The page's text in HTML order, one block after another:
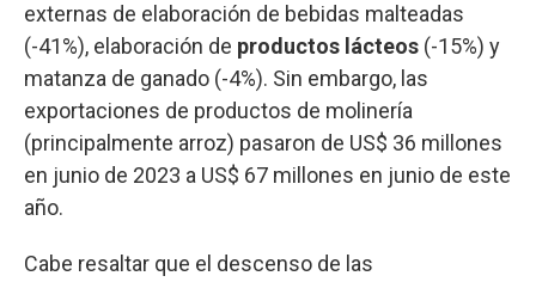
externas de elaboración de bebidas malteadas
(-41%), elaboración de productos lácteos (-15%) y
matanza de ganado (-4%). Sin embargo, las
exportaciones de productos de molinería
(principalmente arroz) pasaron de US$ 36 millones
en junio de 2023 a US$ 67 millones en junio de este
año.
Cabe resaltar que el descenso de las